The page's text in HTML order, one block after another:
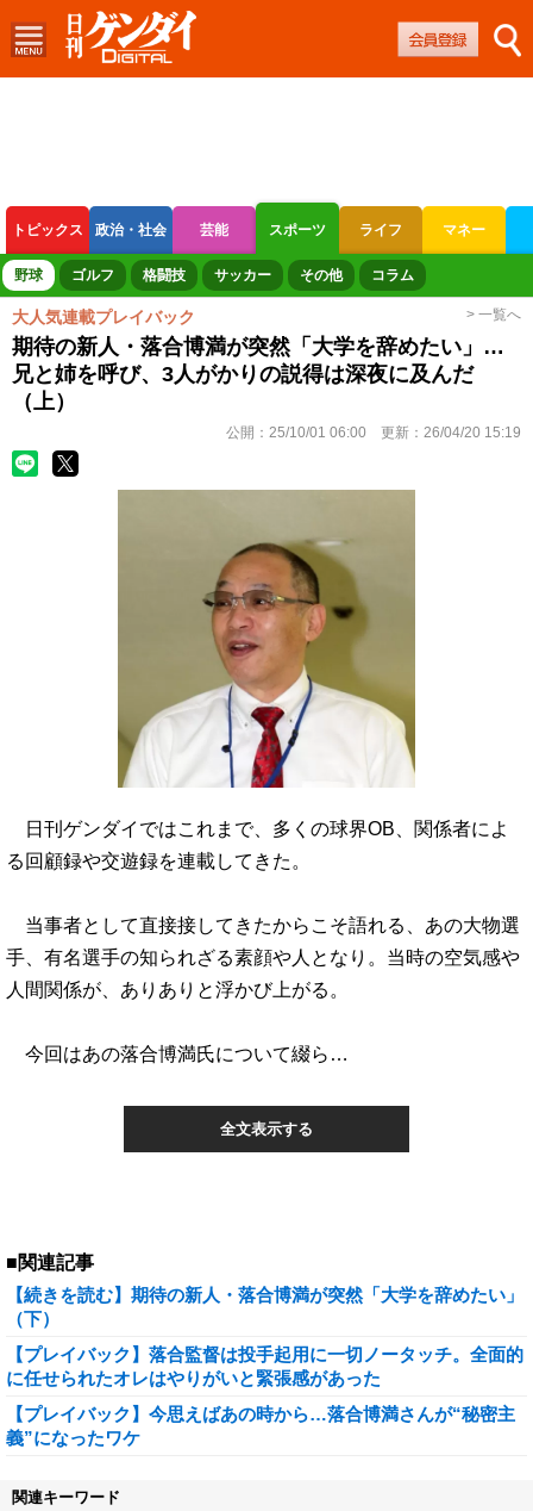
トピックス 政治・社会 芸能 スポーツ ライフ マネー
ボートレース 競輪 オートレース
野球 ゴルフ 格闘技 サッカー その他 コラム
大人気連載プレイバック > 一覧へ
期待の新人・落合博満が突然「大学を辞めたい」…
兄と姉を呼び、3人がかりの説得は深夜に及んだ
（上）
公開： 25/10/01 06:00 更新： 26/04/20 15:19
日刊ゲンダイではこれまで、多くの球界OB、関係者によ
る回顧録や交遊録を連載してきた。
当事者として直接接してきたからこそ語れる、あの大物選
手、有名選手の知られざる素顔や人となり。当時の空気感や
人間関係が、ありありと浮かび上がる。
今回はあの落合博満氏について綴ら…
全文表示する
■関連記事
【続きを読む】期待の新人・落合博満が突然「大学を辞めたい」
（下）
【プレイバック】落合監督は投手起用に一切ノータッチ。全面的
に任せられたオレはやりがいと緊張感があった
【プレイバック】今思えばあの時から…落合博満さんが“秘密主
義”になったワケ
関連キーワード